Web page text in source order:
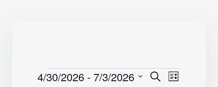
Evenementen Zoeken
Lijst
4/30/2026 - 7/3/2026